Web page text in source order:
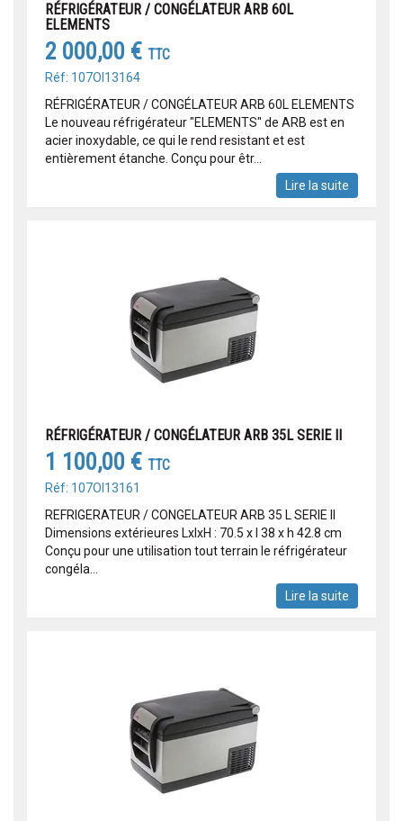
RÉFRIGÉRATEUR / CONGÉLATEUR ARB 60L
ELEMENTS
2 000,00 € TTC
Réf: 107OI13164
RÉFRIGÉRATEUR / CONGÉLATEUR ARB 60L ELEMENTS
Le nouveau réfrigérateur "ELEMENTS" de ARB est en
acier inoxydable, ce qui le rend resistant et est
entièrement étanche. Conçu pour êtr...
Lire la suite
RÉFRIGÉRATEUR / CONGÉLATEUR ARB 35L SERIE II
1 100,00 € TTC
Réf: 107OI13161
REFRIGERATEUR / CONGELATEUR ARB 35 L SERIE II
Dimensions extérieures LxlxH : 70.5 x l 38 x h 42.8 cm
Conçu pour une utilisation tout terrain le réfrigérateur
congéla...
Lire la suite